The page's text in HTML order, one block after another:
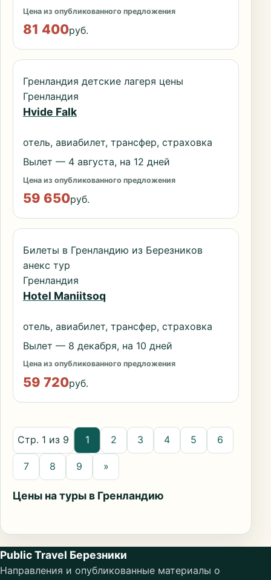
Цена из опубликованного предложения
81 400руб.
Гренландия детские лагеря цены
Гренландия
Hvide Falk
отель, авиабилет, трансфер, страховка
Вылет — 4 августа, на 12 дней
Цена из опубликованного предложения
59 650руб.
Билеты в Гренландию из Березников
анекс тур
Гренландия
Hotel Maniitsoq
отель, авиабилет, трансфер, страховка
Вылет — 8 декабря, на 10 дней
Цена из опубликованного предложения
59 720руб.
Стр. 1 из 9 1 2 3 4 5 6
7 8 9 »
Цены на туры в Гренландию
Public Travel Березники
Направления и опубликованные материалы о